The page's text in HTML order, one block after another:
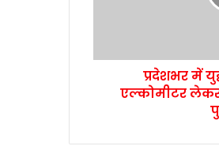
प्रदेशभर में
एल्कोमीटर लेकर